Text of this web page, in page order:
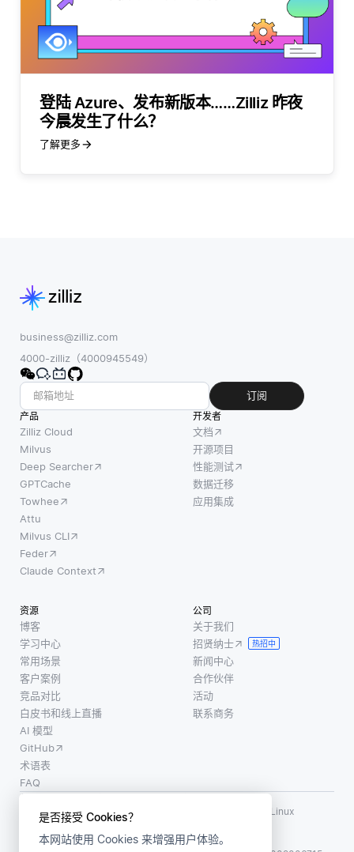
是否接受 Cookies？
本网站使用 Cookies 来增强用户体验。
登陆 Azure、发布新版本……Zilliz 昨夜
今晨发生了什么？
了解更多
business@zilliz.com
4000-zilliz（4000945549）
订阅
产品
Zilliz Cloud
Milvus
Deep Searcher
GPTCache
Towhee
Attu
Milvus CLI
Feder
Claude Context
开发者
文档
开源项目
性能测试
数据迁移
应用集成
资源
博客
学习中心
常用场景
客户案例
竞品对比
白皮书和线上直播
AI 模型
GitHub
术语表
FAQ
公司
关于我们
招贤纳士
热招中
新闻中心
合作伙伴
活动
联系商务
使用条款
LF AI、LF AI & Data、Milvus，以及相关的开源项目名称为 Linux
Foundation 所有商标
版权所有 ©2026 上海赜睿信息科技有限公司保留所有权利